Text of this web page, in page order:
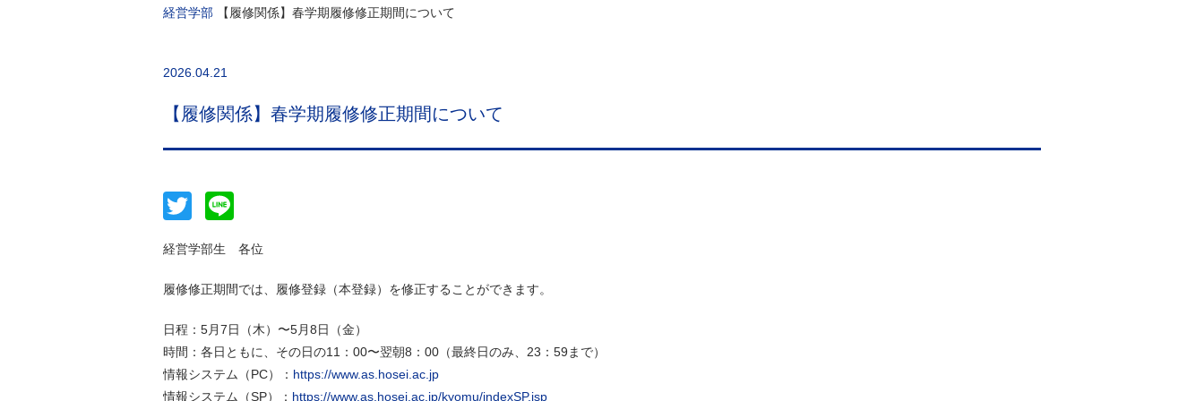
経営学部 【履修関係】春学期履修修正期間について
2026.04.21
【履修関係】春学期履修修正期間について
Twitter
経営学部生 各位
履修修正期間では、履修登録（本登録）を修正することができます。
日程：5月7日（木）〜5月8日（金）
時間：各日ともに、その日の11：00〜翌朝8：00（最終日のみ、23：59まで）
情報システム（PC）： https://www.as.hosei.ac.jp
情報システム（SP）： https://www.as.hosei.ac.jp/kyomu/indexSP.jsp